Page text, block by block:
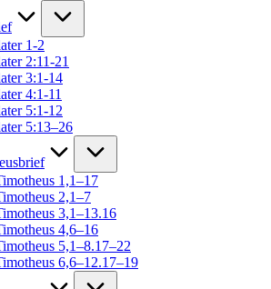
1-2
2:11-21
3:1-14
4:1-11
5:1-12
5:13–26
1,1–17
2,1–7
3,1–13.16
4,6–16
5,1–8.17–22
6,6–12.17–19